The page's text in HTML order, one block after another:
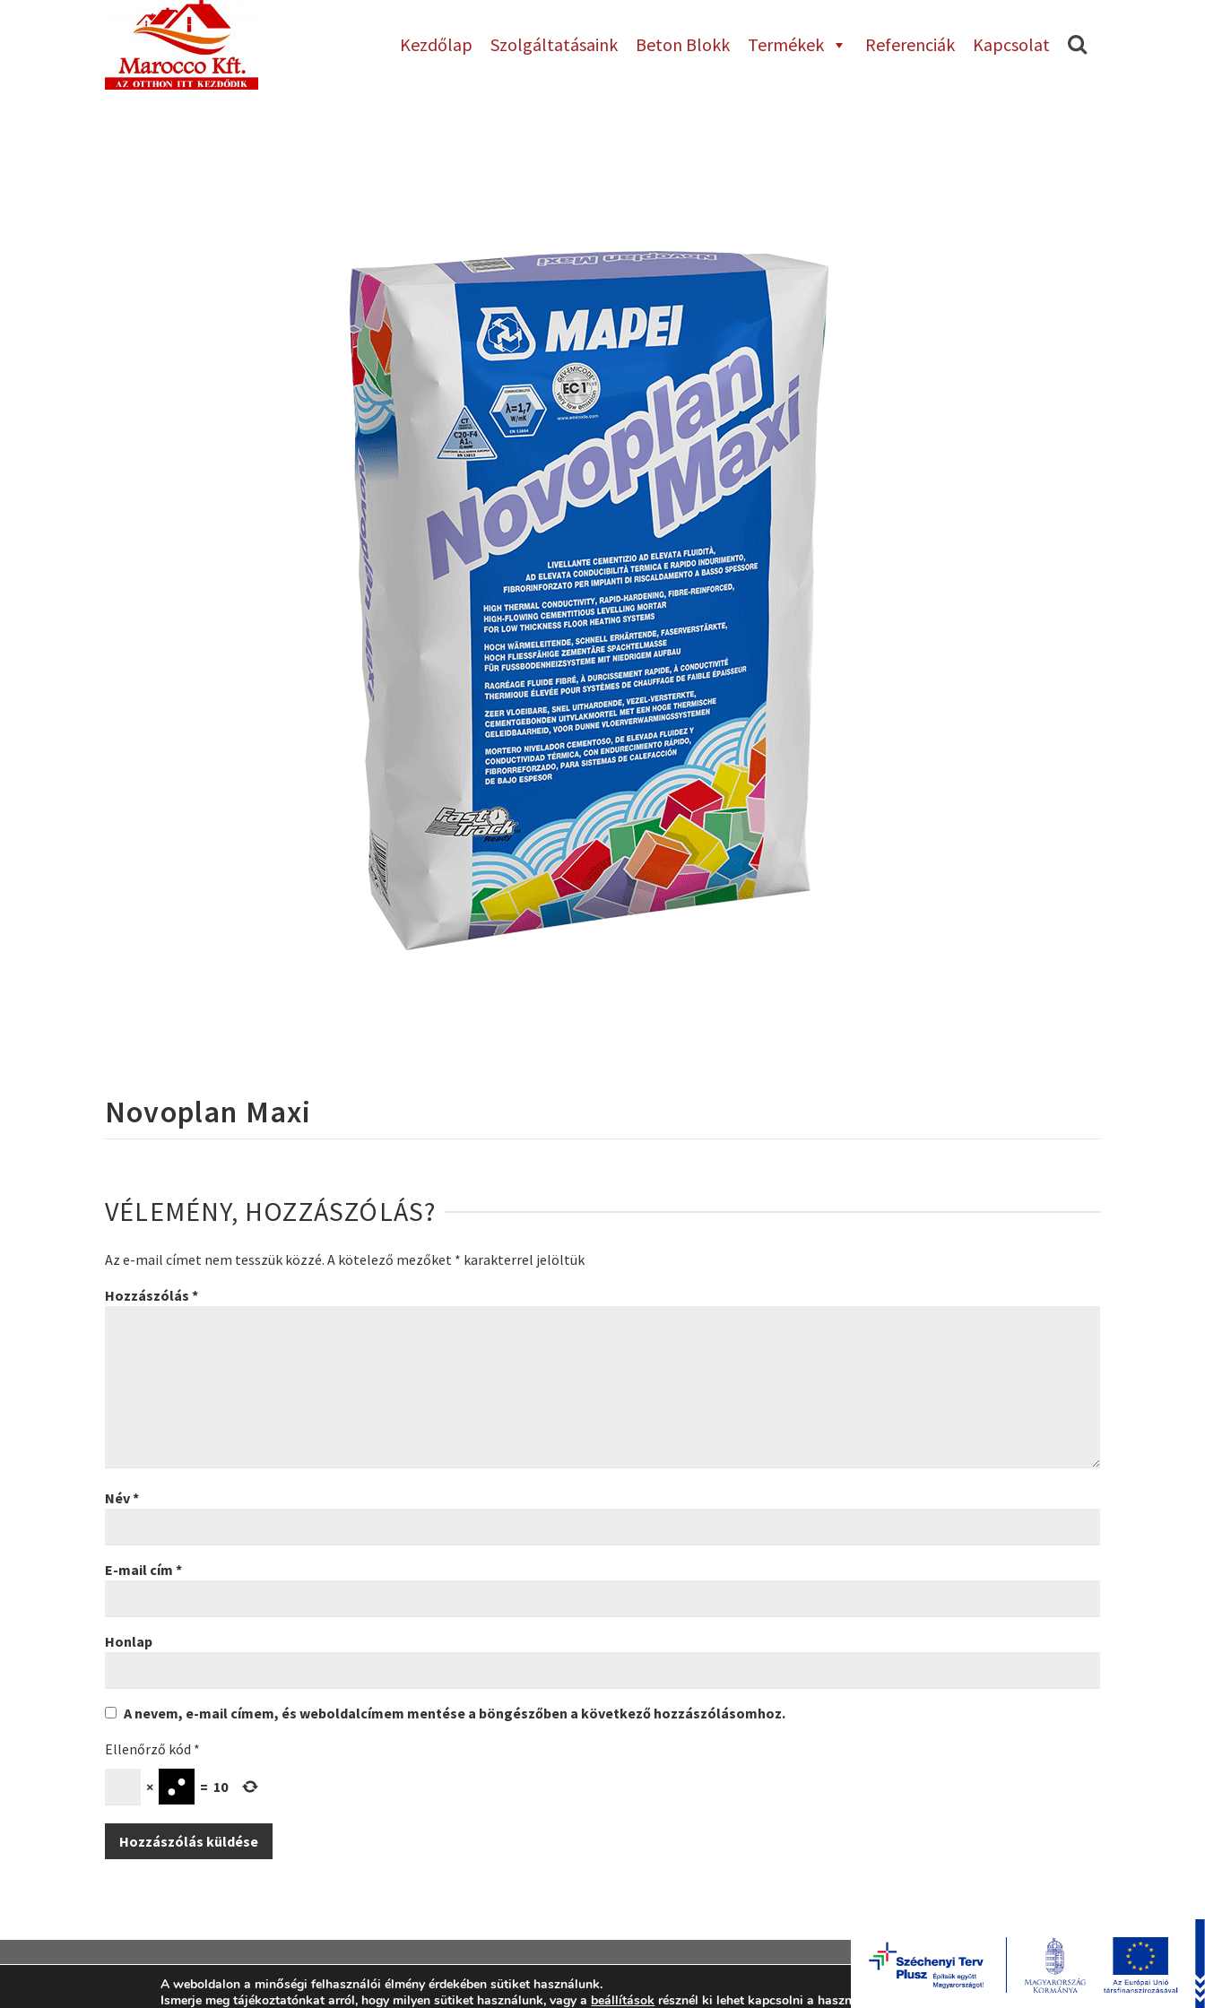
Kezdőlap Szolgáltatásaink Beton Blokk Termékek Referenciák Kapcsolat
Novoplan Maxi
VÉLEMÉNY, HOZZÁSZÓLÁS?
Az e-mail címet nem tesszük közzé. A kötelező mezőket * karakterrel jelöltük
Hozzászólás *
Név*
E-mail cím *
Honlap
A nevem, e-mail címem, és weboldalcímem mentése a böngészőben a következő hozzászólásomhoz.
Ellenőrző kód *
× = 10
© 2026 Marocco Kft. - WordPress Theme byKadence WP
A weboldalon a minőségi felhasználói élmény érdekében sütiket használunk.
Ismerje meg tájékoztatónkat arról, hogy milyen sütiket használunk, vagy abeállítások résznél ki lehet kapcsolni a használatukat. Elfogad